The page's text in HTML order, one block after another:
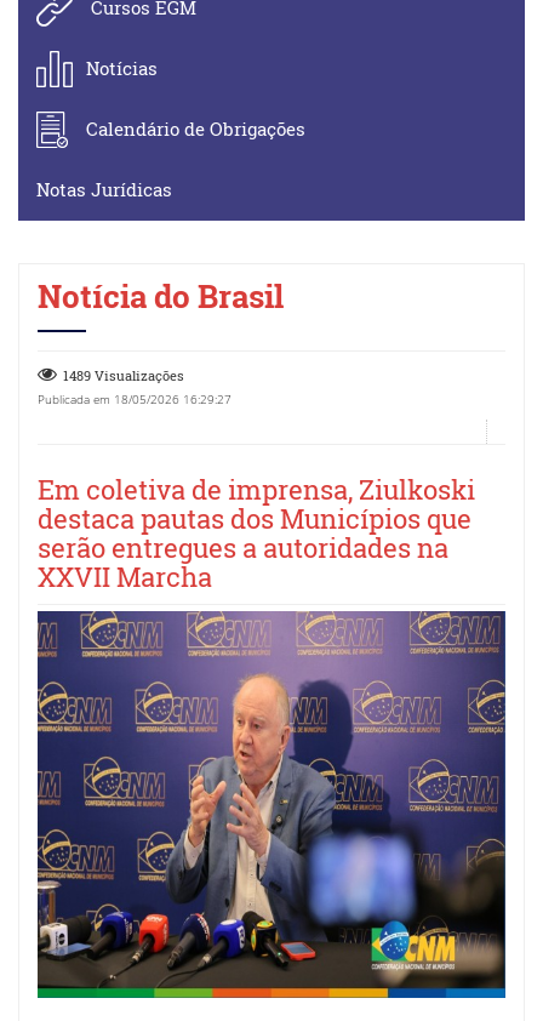
Cursos EGM
Notícias
Calendário de Obrigações
Notas Jurídicas
Notícia do Brasil
1489 Visualizações
Publicada em 18/05/2026 16:29:27
Em coletiva de imprensa, Ziulkoski
destaca pautas dos Municípios que
serão entregues a autoridades na
XXVII Marcha